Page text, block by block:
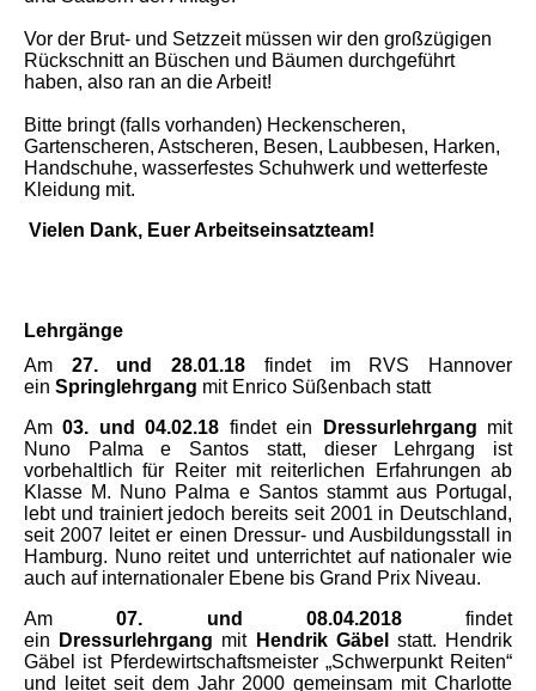
Vor der Brut- und Setzzeit müssen wir den großzügigen
Rückschnitt an Büschen und Bäumen durchgeführt
haben, also ran an die Arbeit!
Bitte bringt (falls vorhanden) Heckenscheren,
Gartenscheren, Astscheren, Besen, Laubbesen, Harken,
Handschuhe, wasserfestes Schuhwerk und wetterfeste
Kleidung mit.
Vielen Dank, Euer Arbeitseinsatzteam!
Lehrgänge
Am 27. und 28.01.18 findet im RVS Hannover
ein Springlehrgang mit Enrico Süßenbach statt
Am03. und 04.02.18 findet ein Dressurlehrgang mit
Nuno Palma e Santos statt, dieser Lehrgang ist
vorbehaltlich für Reiter mit reiterlichen Erfahrungen ab
Klasse M. Nuno Palma e Santos stammt aus Portugal,
lebt und trainiert jedoch bereits seit 2001 in Deutschland,
seit 2007 leitet er einen Dressur- und Ausbildungsstall in
Hamburg. Nuno reitet und unterrichtet auf nationaler wie
auch auf internationaler Ebene bis Grand Prix Niveau.
Am07. und 08.04.2018findet
ein
Dressurlehrgang mit Hendrik Gäbel
statt. Hendrik
Gäbel ist Pferdewirtschaftsmeister „Schwerpunkt Reiten“
und leitet seit dem Jahr 2000 gemeinsam mit Charlotte